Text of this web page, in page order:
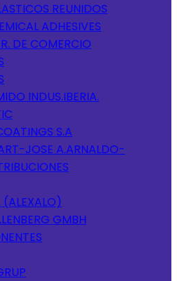
REUNIDOS
ADHESIVES
DE COMERCIO
INDUS.IBERIA.
S.A
JOSE A.ARNALDO-
(ALEXALO)
GMBH